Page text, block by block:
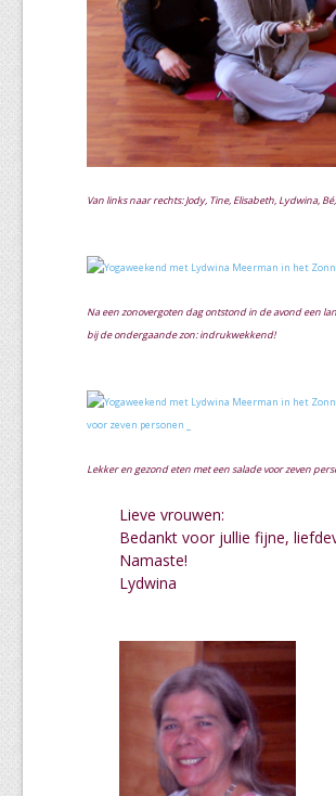
Van links naar rechts: Jody, Tine, Elisabeth, Lydwina,
Na een zonovergoten dag ontstond in de avond een
bij de ondergaande zon: indrukwekkend!
Lekker en gezond eten met een salade voor zeven
Lieve vrouwen:
Bedankt voor jullie fijne,
Namaste!
Lydwina